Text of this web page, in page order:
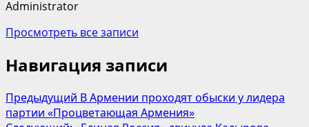
Administrator
Просмотреть все записи
Навигация записи
Предыдущий В Армении проходят обыски у лидера
партии «Процветающая Армения»